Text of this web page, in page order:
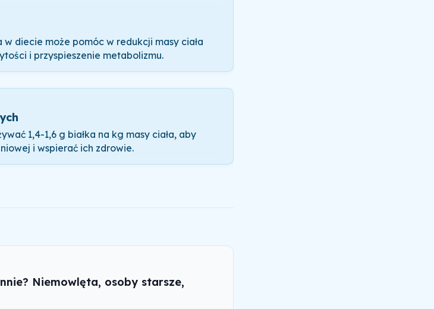
w diecie może pomóc w redukcji masy ciała
i przyspieszenie metabolizmu.
1,4-1,6 g białka na kg masy ciała, aby
i wspierać ich zdrowie.
Niemowlęta, osoby starsze,